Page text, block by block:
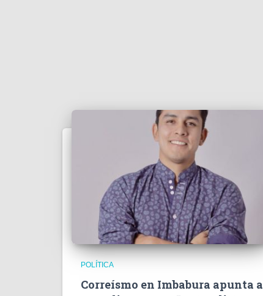
POLÍTICA
Correísmo en Imbabura apunta a